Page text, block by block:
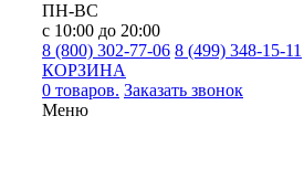
ПН-ВС
с 10:00 до 20:00
8 (800) 302-77-06 8 (499) 348-15-11
КОРЗИНА
0 товаров. Заказать звонок
Меню